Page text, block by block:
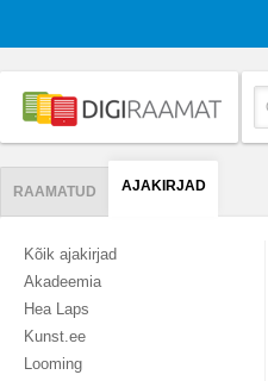
RAAMATUD AJAKIRJAD
Kõik ajakirjad
Akadeemia
Hea Laps
Kunst.ee
Looming